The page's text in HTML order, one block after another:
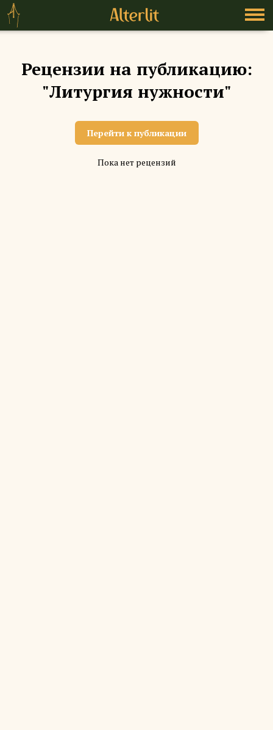
Рецензии на публикацию:
"Литургия нужности"
Перейти к публикации
Пока нет рецензий